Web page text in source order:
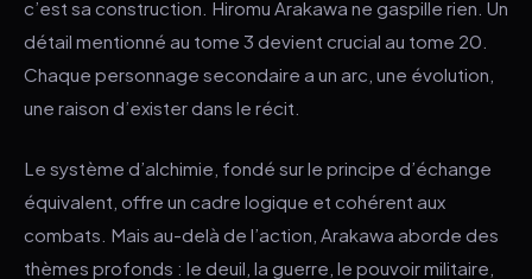
c’est sa construction. Hiromu Arakawa ne gaspille rien. Un
détail mentionné au tome 3 devient crucial au tome 20.
Chaque personnage secondaire a un arc, une évolution,
une raison d’exister dans le récit.
Le système d’alchimie, fondé sur le principe d’échange
équivalent, offre un cadre logique et cohérent aux
combats. Mais au-delà de l’action, Arakawa aborde des
thèmes profonds : le deuil, la guerre, le pouvoir militaire,